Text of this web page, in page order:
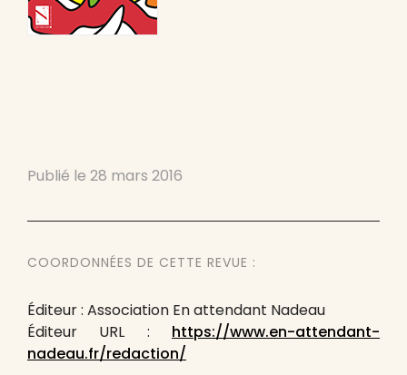
Publié le 28 mars 2016
COORDONNÉES DE CETTE REVUE :
Éditeur : Association En attendant Nadeau
Éditeur URL : https://www.en-attendant-
nadeau.fr/redaction/